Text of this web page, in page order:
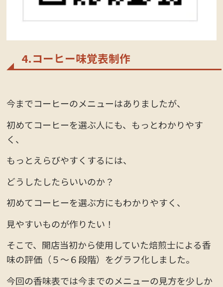
4.コーヒー味覚表制作
今までコーヒーのメニューはありましたが、
初めてコーヒーを選ぶ人にも、もっとわかりやす
く、
もっとえらびやすくするには、
どうしたしたらいいのか？
初めてコーヒーを選ぶ方にもわかりやすく、
見やすいものが作りたい！
そこで、開店当初から使用していた焙煎士による香
味の評価（５～６段階）をグラフ化しました。
今回の香味表では今までのメニューの見方を少しか